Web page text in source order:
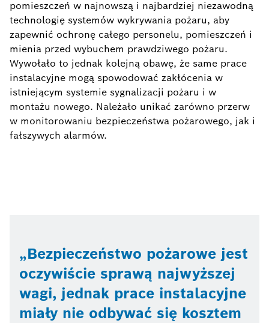
pomieszczeń w najnowszą i najbardziej niezawodną
technologię systemów wykrywania pożaru, aby
zapewnić ochronę całego personelu, pomieszczeń i
mienia przed wybuchem prawdziwego pożaru.
Wywołało to jednak kolejną obawę, że same prace
instalacyjne mogą spowodować zakłócenia w
istniejącym systemie sygnalizacji pożaru i w
montażu nowego. Należało unikać zarówno przerw
w monitorowaniu bezpieczeństwa pożarowego, jak i
fałszywych alarmów.
Bezpieczeństwo pożarowe jest
oczywiście sprawą najwyższej
wagi, jednak prace instalacyjne
miały nie odbywać się kosztem